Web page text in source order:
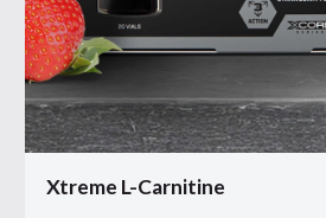
Xtreme L-Carnitine